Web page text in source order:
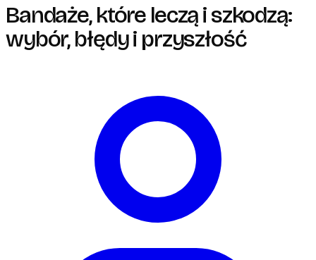
Bandaże, które leczą i szkodzą:
wybór, błędy i przyszłość